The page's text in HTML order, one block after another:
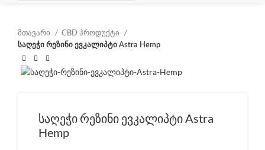
მთავარი CBD პროდუქტი
საღეჭი რეზინი ევკალიპტი Astra Hemp
საღეჭი რეზინი ევკალიპტი Astra
Hemp